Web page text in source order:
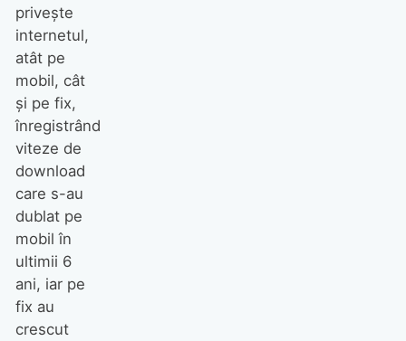
privește
internetul,
atât pe
mobil, cât
și pe fix,
înregistrând
viteze de
download
care s-au
dublat pe
mobil în
ultimii 6
ani, iar pe
fix au
crescut